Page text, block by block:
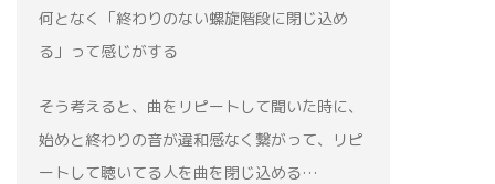
何となく「終わりのない螺旋階段に閉じ込め
る」って感じがする
そう考えると、曲をリピートして聞いた時に、
始めと終わりの音が違和感なく繋がって、リピ
ートして聴いてる人を曲を閉じ込める…